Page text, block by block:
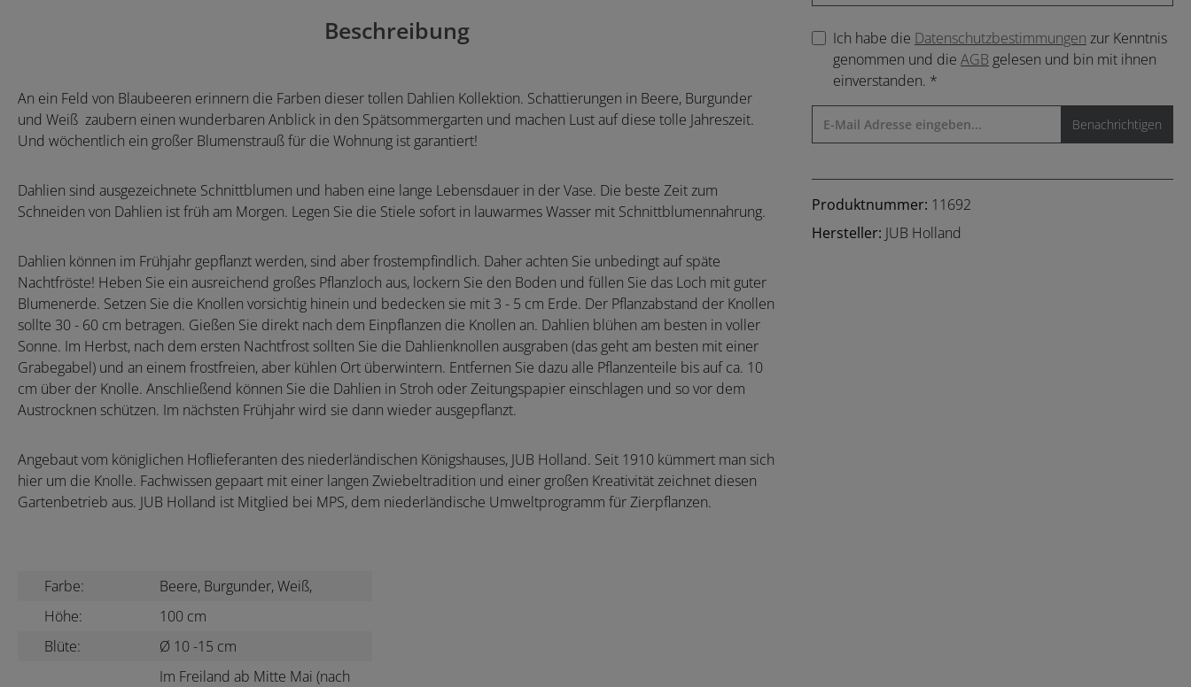
Ich habe die Datenschutzbestimmungen zur Kenntnis
genommen und die AGB gelesen und bin mit ihnen
einverstanden. *
Benachrichtigen
Produktnummer: 11692
Hersteller: JUB Holland
Beschreibung
An ein Feld von Blaubeeren erinnern die Farben dieser tollen Dahlien Kollektion. Schattierungen in Beere, Burgunder
und Weiß zaubern einen wunderbaren Anblick in den Spätsommergarten und machen Lust auf diese tolle Jahreszeit.
Und wöchentlich ein großer Blumenstrauß für die Wohnung ist garantiert!
Dahlien sind ausgezeichnete Schnittblumen und haben eine lange Lebensdauer in der Vase. Die beste Zeit zum
Schneiden von Dahlien ist früh am Morgen. Legen Sie die Stiele sofort in lauwarmes Wasser mit Schnittblumennahrung.
Dahlien können im Frühjahr gepflanzt werden, sind aber frostempfindlich. Daher achten Sie unbedingt auf späte
Nachtfröste! Heben Sie ein ausreichend großes Pflanzloch aus, lockern Sie den Boden und füllen Sie das Loch mit guter
Blumenerde. Setzen Sie die Knollen vorsichtig hinein und bedecken sie mit 3 - 5 cm Erde. Der Pflanzabstand der Knollen
sollte 30 - 60 cm betragen. Gießen Sie direkt nach dem Einpflanzen die Knollen an. Dahlien blühen am besten in voller
Sonne. Im Herbst, nach dem ersten Nachtfrost sollten Sie die Dahlienknollen ausgraben (das geht am besten mit einer
Grabegabel) und an einem frostfreien, aber kühlen Ort überwintern. Entfernen Sie dazu alle Pflanzenteile bis auf ca. 10
cm über der Knolle. Anschließend können Sie die Dahlien in Stroh oder Zeitungspapier einschlagen und so vor dem
Austrocknen schützen. Im nächsten Frühjahr wird sie dann wieder ausgepflanzt.
Angebaut vom königlichen Hoflieferanten des niederländischen Königshauses, JUB Holland. Seit 1910 kümmert man sich
hier um die Knolle. Fachwissen gepaart mit einer langen Zwiebeltradition und einer großen Kreativität zeichnet diesen
Gartenbetrieb aus. JUB Holland ist Mitglied bei MPS, dem niederländische Umweltprogramm für Zierpflanzen.
Farbe:
Beere, Burgunder, Weiß,
Höhe:
100 cm
Blüte:
Ø 10 -15 cm
Im Freiland ab Mitte Mai (nach